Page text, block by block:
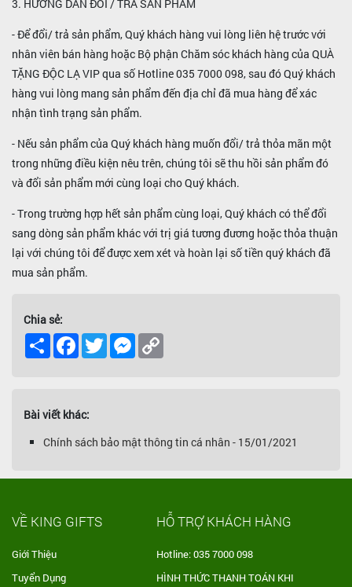
3. HƯỚNG DẪN ĐỔI / TRẢ SẢN PHẨM
- Để đổi/ trả sản phẩm, Quý khách hàng vui lòng liên hệ trước với
nhân viên bán hàng hoặc Bộ phận Chăm sóc khách hàng của QUÀ
TẶNG ĐỘC LẠ VIP qua số Hotline 035 7000 098, sau đó Quý khách
hàng vui lòng mang sản phẩm đến địa chỉ đã mua hàng để xác
nhận tình trạng sản phẩm.
- Nếu sản phẩm của Quý khách hàng muốn đổi/ trả thỏa mãn một
trong những điều kiện nêu trên, chúng tôi sẽ thu hồi sản phẩm đó
và đổi sản phẩm mới cùng loại cho Quý khách.
- Trong trường hợp hết sản phẩm cùng loại, Quý khách có thể đổi
sang dòng sản phẩm khác với trị giá tương đương hoặc thỏa thuận
lại với chúng tôi để được xem xét và hoàn lại số tiền quý khách đã
mua sản phẩm.
Chia sẻ:
Share FacebookTwitterMessenger
Bài viết khác:
Chính sách bảo mật thông tin cá nhân - 15/01/2021
VỀ KING GIFTS
Giới Thiệu
Tuyển Dụng
HỖ TRỢ KHÁCH HÀNG
Hotline: 035 7000 098
HÌNH THỨC THANH TOÁN KHI